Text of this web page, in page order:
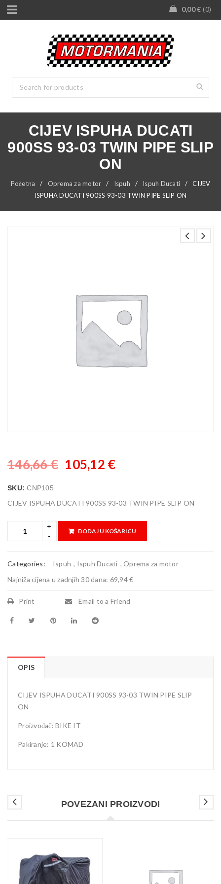
0,00€ 0
CIJEV ISPUHA DUCATI
900SS 93-03 TWIN PIPE SLIP
ON
Početna / Oprema za motor / Ispuh / Ispuh Ducati /
CIJEV
ISPUHA DUCATI 900SS 93-03 TWIN PIPE SLIP ON
146,66€ 105,12 €
SKU:CNP105
CIJEV ISPUHA DUCATI 900SS 93-03 TWIN PIPE SLIP ON
DODAJ U KOŠARICU
Categories: Ispuh , Ispuh Ducati , Oprema za motor
Najniža cijena u zadnjih 30 dana: 69,94 €
Print Email to a Friend
OPIS
CIJEV ISPUHA DUCATI 900SS 93-03 TWIN PIPE SLIP
ON
Proizvođač: BIKE IT
Pakiranje: 1 KOMAD
POVEZANI PROIZVODI